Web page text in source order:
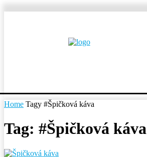
Home Tagy #Špičková káva
Tag: #Špičková káva